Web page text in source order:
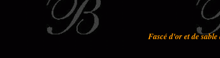
Fascé d'or et de